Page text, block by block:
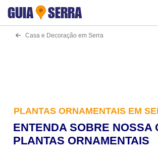
GUIA SERRA
Casa e Decoração em Serra
PLANTAS ORNAMENTAIS EM
ENTENDA SOBRE NOSSA
PLANTAS ORNAMENTAIS